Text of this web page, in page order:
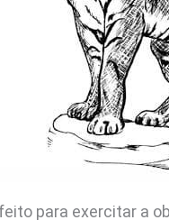
para exercitar a